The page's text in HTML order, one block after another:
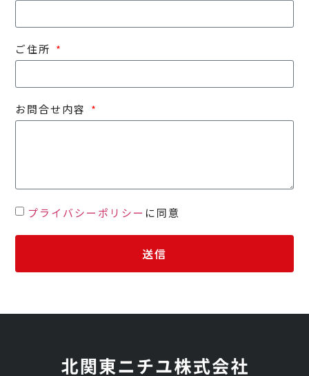
ご住所
お問合せ内容
プライバシーポリシー に同意
送信